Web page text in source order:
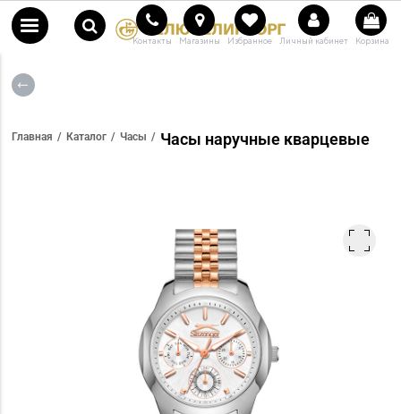
Контакты Магазины Избранное Личный кабинет Корзина
Главная Каталог Часы Часы наручные кварцевые